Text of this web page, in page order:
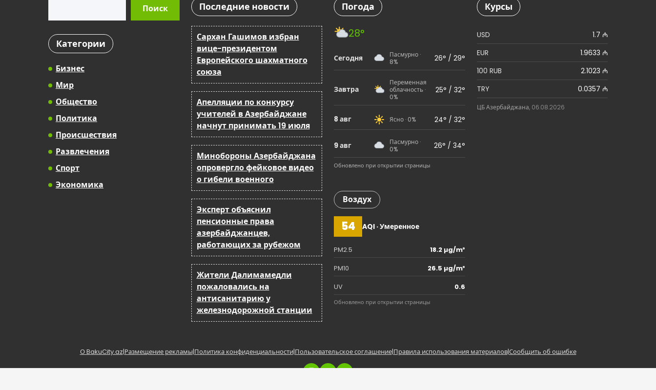
Поиск
Категории
Бизнес
Мир
Общество
Политика
Происшествия
Развлечения
Спорт
Экономика
Последние новости
Сархан Гашимов избран
вице-президентом
Европейского шахматного
союза
Апелляции по конкурсу
учителей в Азербайджане
начнут принимать 19 июля
Минобороны Азербайджана
опровергло фейковое видео
о гибели военного
Эксперт объяснил
пенсионные права
азербайджанцев,
работающих за рубежом
Жители Далимамедли
пожаловались на
антисанитарию у
железнодорожной станции
Погода
28°
Сегодня
Пасмурно ·
8%
26° / 29°
Завтра
Переменная
облачность ·
0%
25° / 32°
8 авг Ясно · 0% 24° / 32°
9 авг
Пасмурно ·
0%
26° / 34°
Обновлено при открытии страницы
Воздух
54 AQI · Умеренное
PM2.5
18.2 µg/m³
PM10
26.5 µg/m³
UV
0.6
Обновлено при открытии страницы
Курсы
USD
1.7 ₼
EUR
1.9633 ₼
100 RUB
2.1023 ₼
TRY
0.0357 ₼
ЦБ Азербайджана, 06.08.2026
О BakuCity.az|Размещение рекламы|Политика конфиденциальности|Пользовательское соглашение|Правила использования материалов|Сообщить об ошибке